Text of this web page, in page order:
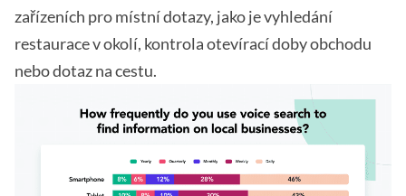
zařízeních pro místní dotazy, jako je vyhledání
restaurace v okolí, kontrola otevírací doby obchodu
nebo dotaz na cestu.